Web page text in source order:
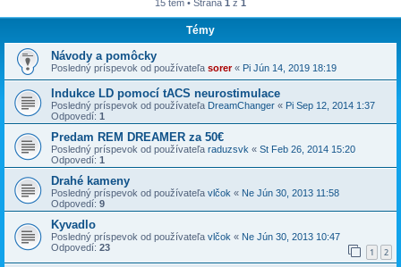
15 tém • Strana 1 z 1
Témy
Návody a pomôcky
Posledný príspevok od používateľa sorer« Pi Jún 14, 2019 18:19
Indukce LD pomocí tACS neurostimulace
Posledný príspevok od používateľa DreamChanger « Pi Sep 12, 2014 1:37
Odpovedí: 1
Predam REM DREAMER za 50€
Posledný príspevok od používateľa raduzsvk « St Feb 26, 2014 15:20
Odpovedí: 1
Drahé kameny
Posledný príspevok od používateľa vlčok « Ne Jún 30, 2013 11:58
Odpovedí: 9
Kyvadlo
Posledný príspevok od používateľa vlčok « Ne Jún 30, 2013 10:47
Odpovedí: 23 1 2